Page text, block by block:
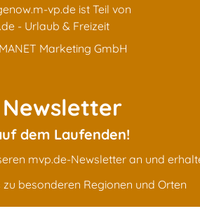
vp.de ist Teil von
- Urlaub & Freizeit
MANET Marketing GmbH
Newsletter
dem Laufenden!
mvp.de-Newsletter an und
zu besonderen Regionen und Orten